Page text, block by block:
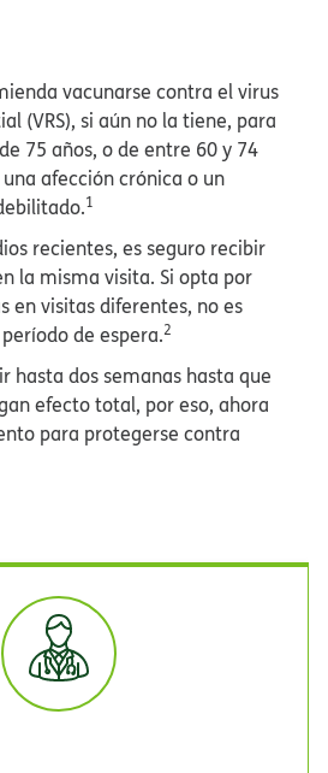
vacunarse contra el virus
(VRS), si aún no la tiene, para
75 años, o de entre 60 y 74
afección crónica o un
1
recientes, es seguro recibir
la misma visita. Si opta por
en visitas diferentes, no es
de espera.2
hasta dos semanas hasta que
efecto total, por eso, ahora
para protegerse contra